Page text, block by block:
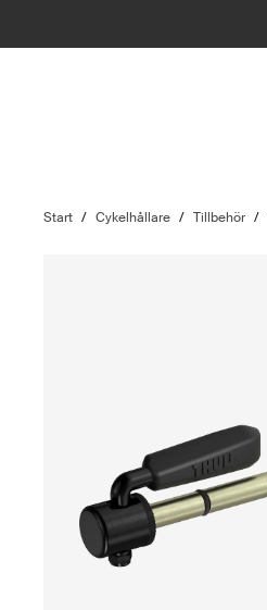
Start / Cykelhållare / Tillbehör /